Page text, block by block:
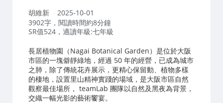
作
者：
胡維新
2025-10-01
3902字，閱讀時間約8分鐘
SR值524，適讀年級:七年級
長居植物園（Nagai Botanical Garden）是位於大阪
市區的一塊僻靜綠地，經過 50 年的經營，已成為城市
之肺，除了傳統花卉展示，更精心保留動、植物多樣
的棲地，設置里山精神實踐的場域，是大阪市區自然
觀察最佳場所， teamLab 團隊以自然及黑夜為背景，
交織一幅光影的藝術饗宴。